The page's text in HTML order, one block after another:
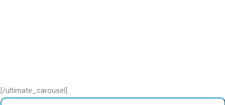
[/ultimate_carousel]